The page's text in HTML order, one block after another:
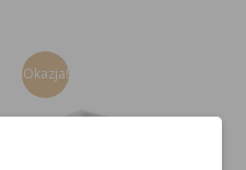
Okazja!